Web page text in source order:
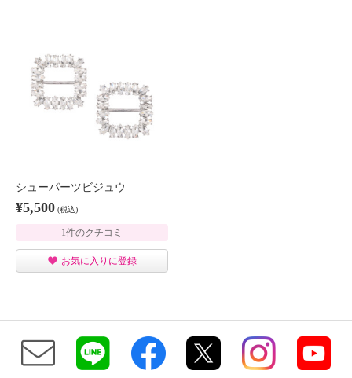
シューパーツビジュウ
¥5,500 (税込)
1件のクチコミ
お気に入りに登録